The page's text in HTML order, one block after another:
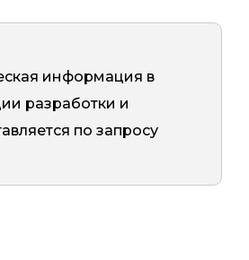
информация в
разработки и
по запросу